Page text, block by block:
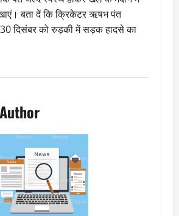
बता दें कि क्रिकेटर ऋषभ पंत
दिसंबर को रुड़की में सड़क हादसे का